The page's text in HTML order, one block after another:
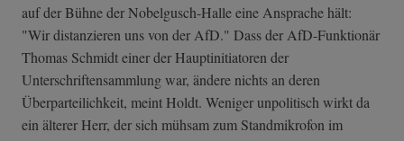
auf der Bühne der Nobelgusch-Halle eine Ansprache hält:
"Wir distanzieren uns von der AfD." Dass der AfD-Funktionär
Thomas Schmidt einer der Hauptinitiatoren der
Unterschriftensammlung war, ändere nichts an deren
Überparteilichkeit, meint Holdt. Weniger unpolitisch wirkt da
ein älterer Herr, der sich mühsam zum Standmikrofon im